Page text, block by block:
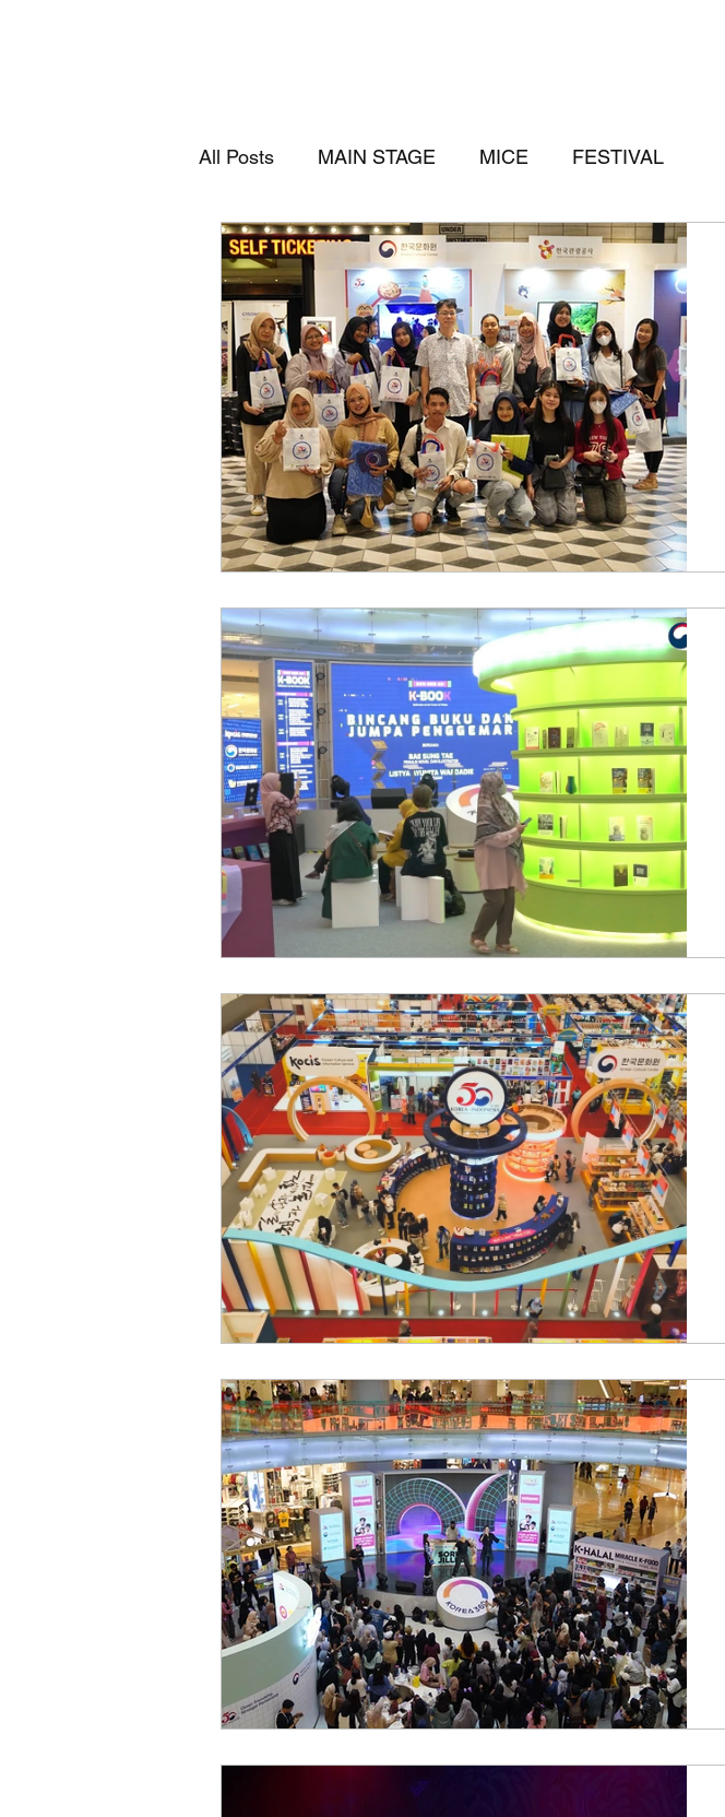
All Posts MAIN STAGE MICE FESTIVAL